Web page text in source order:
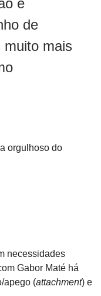
de
mais
orgulhoso do
necessidades
Gabor Maté há
apego (attachment) e